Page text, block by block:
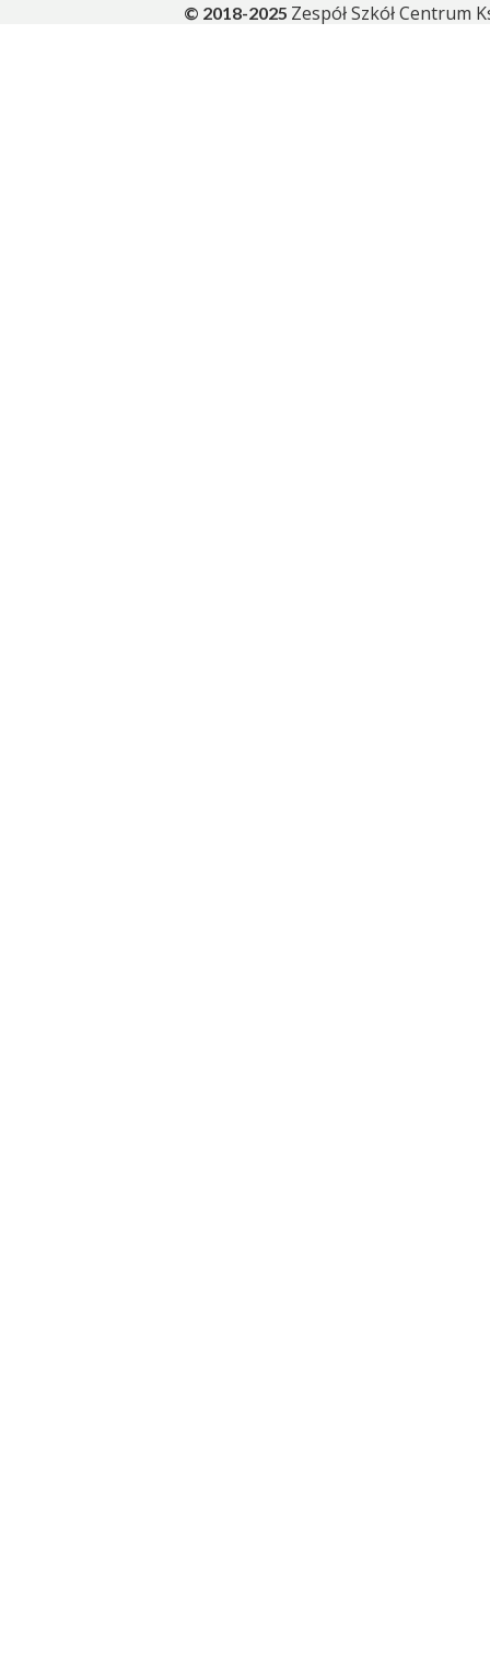
© 2018-2025 Zespół Szkół Centrum